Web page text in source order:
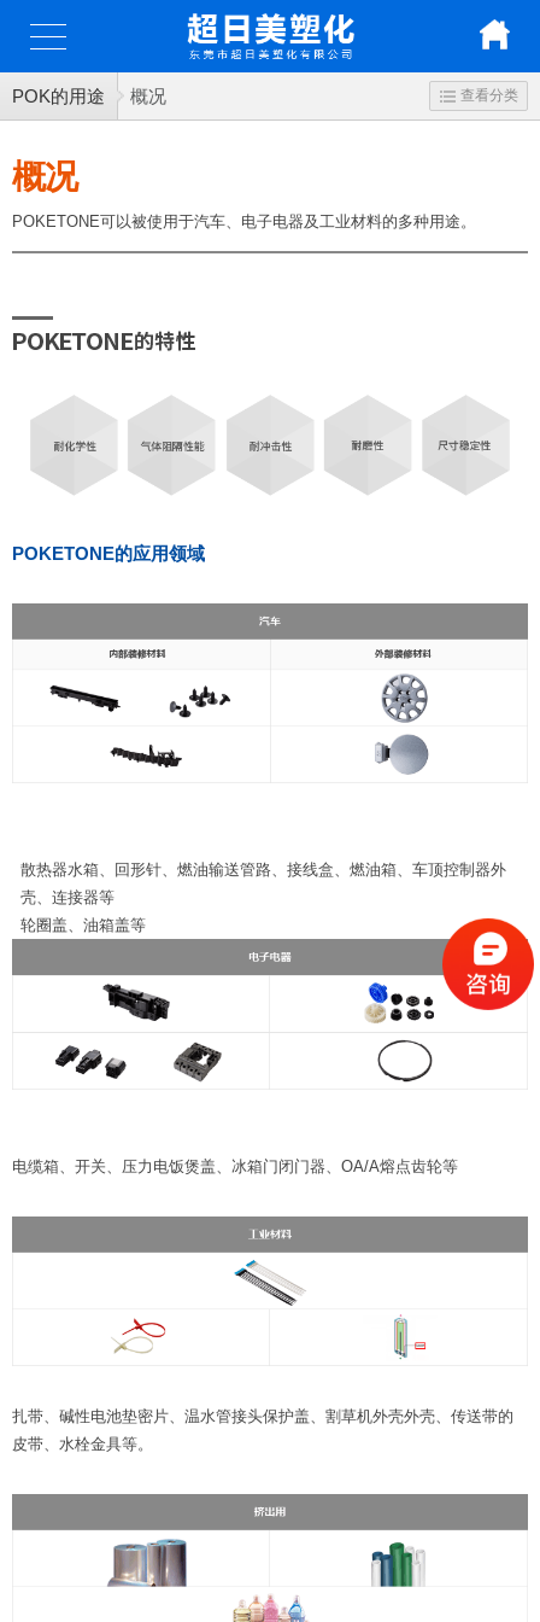
POK的用途 概况 查看分类
概况
POKETONE可以被使用于汽车、电子电器及工业材料的多种用途。
POKETONE的应用领域
散热器水箱、回形针、燃油输送管路、接线盒、燃油箱、车顶控制器外
壳、连接器等
轮圈盖、油箱盖等
电缆箱、开关、压力电饭煲盖、冰箱门闭门器、OA/A熔点齿轮等
扎带、碱性电池垫密片、温水管接头保护盖、割草机外壳外壳、传送带的
皮带、水栓金具等。